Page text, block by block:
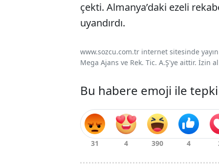
çekti. Almanya’daki ezeli
uyandırdı.
www.sozcu.com.tr internet sitesinde
Mega Ajans ve Rek. Tic. A.Ş'ye aittir. İzin
Bu habere emoji ile